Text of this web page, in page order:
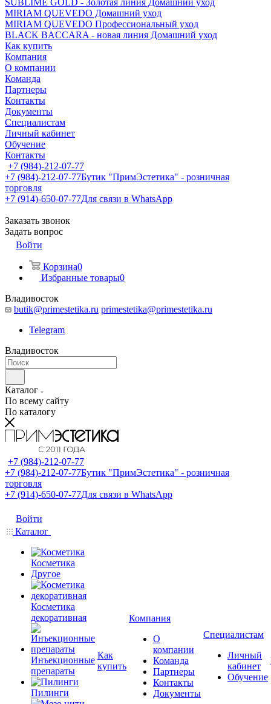
SUBLIME GOLD - Золотая линия Домашний уход
MIRIAM QUEVEDO Домашний уход
MIRIAM QUEVEDO Профессиональный уход
BLACK BACCARA - новая линия Домашний уход
Как купить
Компания
О компании
Команда
Партнеры
Контакты
Документы
Специалистам
Личный кабинет
Обучение
Контакты
+7 (984)-212-07-77
+7 (984)-212-07-77Бутик "ПримЭстетика" - розничная
торговля
+7 (914)-650-07-77Для связи в WhatsApp
Заказать звонок
Задать вопрос
Войти
Корзина0
Избранные товары0
Владивосток
butik@primestetika.ru primestetika@primestetika.ru
Telegram
Владивосток
Каталог
По всему сайту
По каталогу
+7 (984)-212-07-77
+7 (984)-212-07-77Бутик "ПримЭстетика" - розничная
торговля
+7 (914)-650-07-77Для связи в WhatsApp
Войти
Каталог
Косметика
Другое
Косметика
декоративная
Инъекционные
препараты
Пилинги
Как
купить
Компания
О
компании
Команда
Партнеры
Контакты
Документы
Специалистам
Личный
кабинет
Обучение